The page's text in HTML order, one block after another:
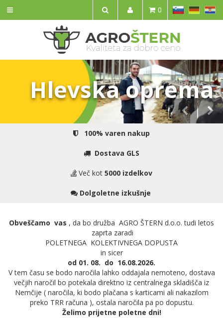
IŠČI
SL HR
0
Hlevska oprema
100% varen nakup
Dostava GLS
Več kot 5000 izdelkov
Dolgoletne izkušnje
Obveščamo vas , da bo družba AGRO ŠTERN d.o.o. tudi letos
zaprta zaradi
POLETNEGA KOLEKTIVNEGA DOPUSTA
in sicer
od 01. 08. do 16.08.2026.
V tem času se bodo naročila lahko oddajala nemoteno, dostava
večjih naročil bo potekala direktno iz centralnega skladišča iz
Nemčije ( naročila, ki bodo plačana s karticami ali nakazilom
preko TRR računa ), ostala naročila pa po dopustu.
Želimo prijetne poletne dni!